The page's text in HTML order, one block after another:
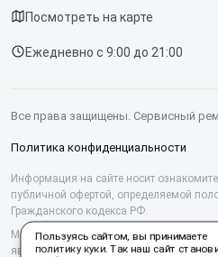
Диагностика
Контакты
Посмотреть на карте
Ежедневно с 9:00 до 21:00
Все права защищены. Сервисный
Политика конфиденциальности
Информация на сайте носит
публичной офертой, определяемой
Гражданского кодекса РФ.
Мы специализируемся на обслуживании
являемся их официальным
Пользуясь сайтом, вы принимаете
политику куки. Так наш сайт